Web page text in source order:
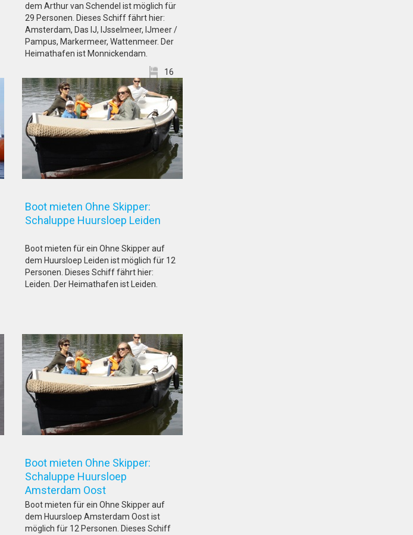
dem Arthur van Schendel ist möglich für
29 Personen. Dieses Schiff fährt hier:
Amsterdam, Das IJ, IJsselmeer, IJmeer /
Pampus, Markermeer, Wattenmeer. Der
Heimathafen ist Monnickendam.
16
Boot mieten Ohne Skipper:
Schaluppe Huursloep Leiden
Boot mieten für ein Ohne Skipper auf
dem Huursloep Leiden ist möglich für 12
Personen. Dieses Schiff fährt hier:
Leiden. Der Heimathafen ist Leiden.
Boot mieten Ohne Skipper:
Schaluppe Huursloep
Amsterdam Oost
Boot mieten für ein Ohne Skipper auf
dem Huursloep Amsterdam Oost ist
möglich für 12 Personen. Dieses Schiff